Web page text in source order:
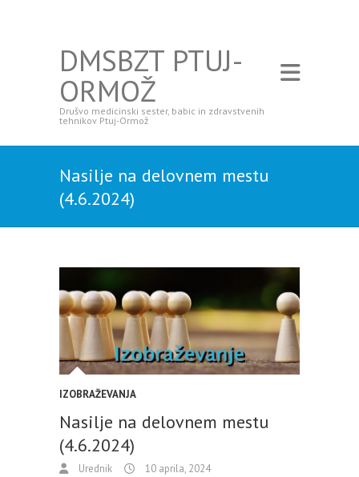
DMSBZT PTUJ-
ORMOŽ
Drušvo medicinski sester, babic in zdravstvenih
tehnikov Ptuj-Ormož
Nasilje na delovnem mestu
(4.6.2024)
IZOBRAŽEVANJA
Nasilje na delovnem mestu
(4.6.2024)
Urednik 10 aprila, 2024